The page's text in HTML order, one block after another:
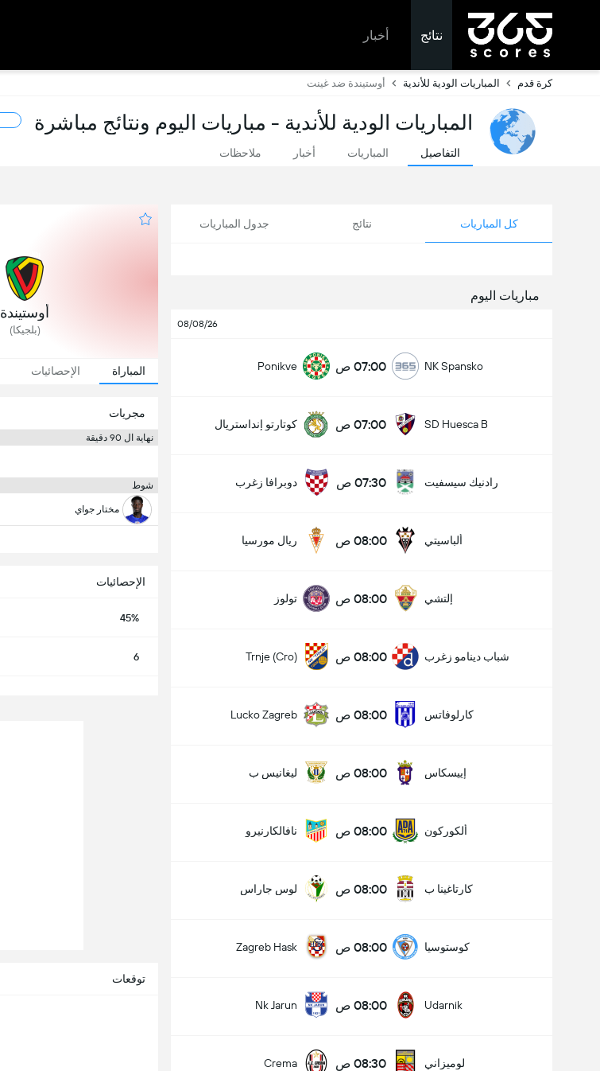
نتائج أخبار
كرة قدم المباريات الودية للأندية أوستيندة ضد غينت
المباريات الودية للأندية - مباريات اليوم ونتائج مباشرة
التفاصيل المباريات أخبار ملاحظات
كل المباريات نتائج جدول المباريات
مباريات اليوم
08/08/26
NK Spansko 07:00 ص Ponikve
SD Huesca B 07:00 ص كوتارتو إنداستريال
رادنيك سيسفيت 07:30 ص دوبرافا زغرب
ألباسيتي 08:00 ص ريال مورسيا
إلتشي 08:00 ص تولوز
شباب دينامو زغرب 08:00 ص Trnje (Cro)
كارلوفاتس 08:00 ص Lucko Zagreb
إييسكاس 08:00 ص ليغانيس ب
ألكوركون 08:00 ص نافالكارنيرو
كارتاغينا ب 08:00 ص لوس جاراس
كوستوسيا 08:00 ص Zagreb Hask
Udarnik 08:00 ص Nk Jarun
لوميزاني 08:30 ص Crema
أوستيندة
(بلجيكا)
المباراة الإحصائيات
مجريات
نهاية ال 90 دقيقة
شوط
مختار جواي
الإحصائيات
45%
6
توقعات
عدد الاهداف (2.5)